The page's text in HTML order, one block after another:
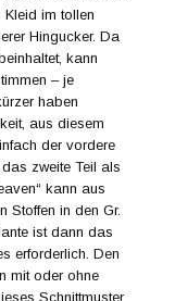
Kleid im tollen
Hingucker. Da
kann
– je
haben
aus diesem
der vordere
zweite Teil als
kann aus
Stoffen in den Gr.
ist dann das
erforderlich. Den
mit oder ohne
Schnittmuster